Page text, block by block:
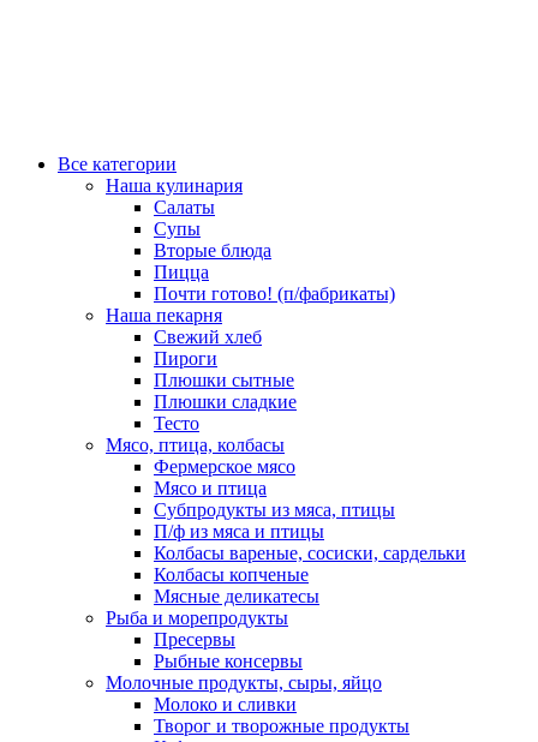
Все категории
Наша кулинария
Салаты
Супы
Вторые блюда
Пицца
Почти готово! (п/фабрикаты)
Наша пекарня
Свежий хлеб
Пироги
Плюшки сытные
Плюшки сладкие
Тесто
Мясо, птица, колбасы
Фермерское мясо
Мясо и птица
Субпродукты из мяса, птицы
П/ф из мяса и птицы
Колбасы вареные, сосиски, сардельки
Колбасы копченые
Мясные деликатесы
Рыба и морепродукты
Пресервы
Рыбные консервы
Молочные продукты, сыры, яйцо
Молоко и сливки
Творог и творожные продукты